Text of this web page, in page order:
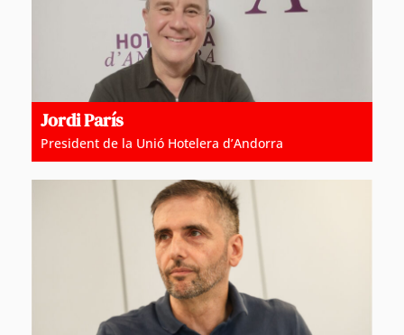
Jordi París
President de la Unió Hotelera d’Andorra